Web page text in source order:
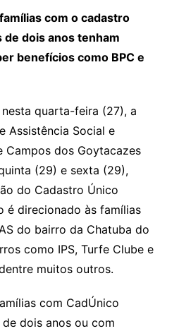
com o cadastro
de dois anos tenham
benefícios como BPC e
quarta-feira (27), a
Assistência Social e
Campos dos Goytacazes
(29) e sexta (29),
do Cadastro Único
é direcionado às famílias
do bairro da Chatuba do
como IPS, Turfe Clube e
muitos outros.
com CadÚnico
dois anos ou com